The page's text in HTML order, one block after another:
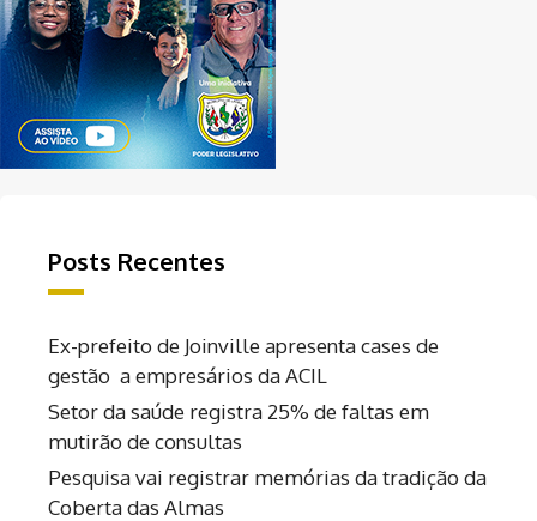
Posts Recentes
Ex-prefeito de Joinville apresenta cases de
gestão a empresários da ACIL
Setor da saúde registra 25% de faltas em
mutirão de consultas
Pesquisa vai registrar memórias da tradição da
Coberta das Almas